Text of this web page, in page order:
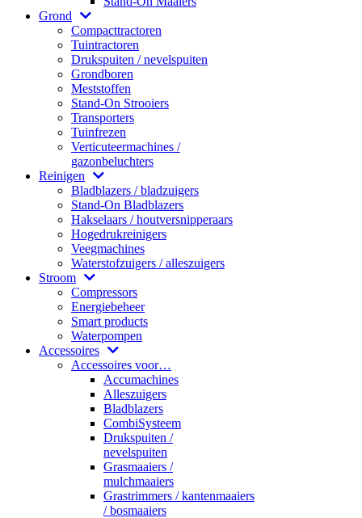
Grond
Compacttractoren
Tuintractoren
Drukspuiten / nevelspuiten
Grondboren
Meststoffen
Stand-On Strooiers
Transporters
Tuinfrezen
Verticuteermachines /
gazonbeluchters
Reinigen
Bladblazers / bladzuigers
Stand-On Bladblazers
Hakselaars / houtversnipperaars
Hogedrukreinigers
Veegmachines
Waterstofzuigers / alleszuigers
Stroom
Compressors
Energiebeheer
Smart products
Waterpompen
Accessoires
Accessoires voor…
Accumachines
Alleszuigers
Bladblazers
CombiSysteem
Drukspuiten /
nevelspuiten
Grasmaaiers /
mulchmaaiers
Grastrimmers / kantenmaaiers
/ bosmaaiers